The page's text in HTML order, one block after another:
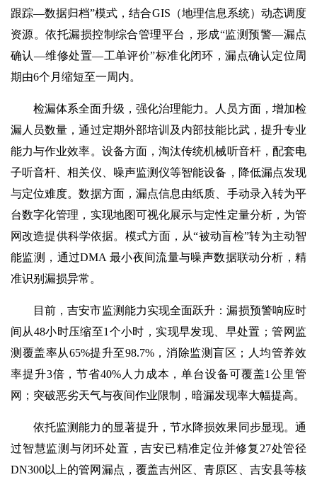
跟踪—数据归档”模式，结合GIS（地理信息系统）动态调度
资源。依托漏损控制综合管理平台，形成“监测预警—漏点
确认—维修处置—工单评价”标准化闭环，漏点确认定位周
期由6个月缩短至一周内。
检漏体系全面升级，强化治理能力。人员方面，增加检
漏人员数量，通过定期外部培训及内部技能比武，提升专业
能力与作业效率。设备方面，淘汰传统机械听音杆，配套电
子听音杆、相关仪、噪声监测仪等智能设备，降低漏点发现
与定位难度。数据方面，漏点信息由纸质、手动录入转为平
台数字化管理，实现地图可视化展示与定性定量分析，为管
网改造提供科学依据。模式方面，从“被动盲检”转为主动智
能监测，通过DMA 最小夜间流量与噪声数据联动分析，精
准识别漏损异常。
目前，吉安市监测能力实现全面跃升：漏损预警响应时
间从48小时压缩至1个小时，实现早发现、早处置；管网监
测覆盖率从65%提升至98.7%，消除监测盲区；人均管养效
率提升3倍，节省40%人力成本，单台设备可覆盖1公里管
网；突破恶劣天气与夜间作业限制，暗漏发现率大幅提高。
依托监测能力的显著提升，节水降损效果同步显现。通
过智慧监测与闭环处置，吉安已精准定位并修复27处管径
DN300以上的管网漏点，覆盖吉州区、青原区、吉安县等核